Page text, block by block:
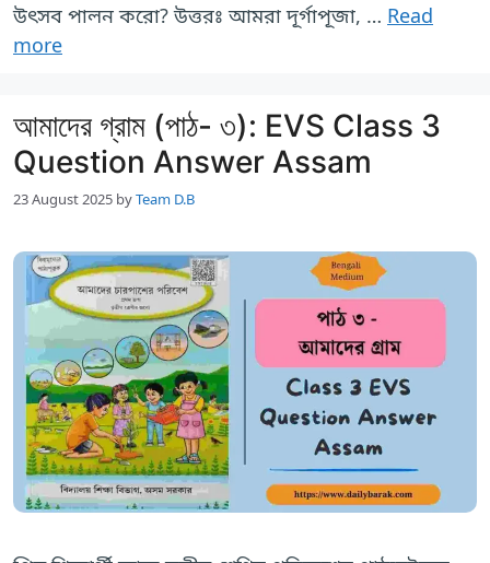
উৎসব পালন করো? উত্তরঃ আমরা দূর্গাপূজা, … Read
more
আমাদের গ্রাম (পাঠ- ৩): EVS Class 3
Question Answer Assam
23 August 2025 byTeam D.B